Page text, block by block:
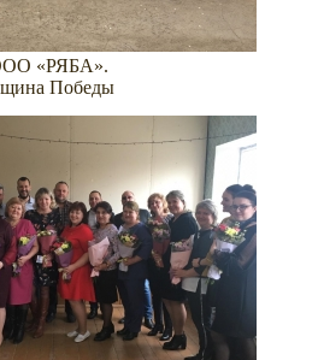
ООО «РЯБА».
Победы